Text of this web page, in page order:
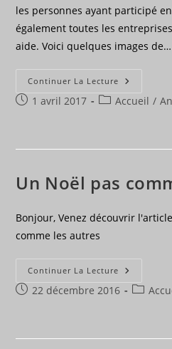
les personnes ayant participé
également toutes les
aide. Voici quelques images de…
Continuer La Lecture Merci
Noël
Publication
1 avril 2017
PostAccueil /
Un Noël pas
Bonjour, Venez découvrir
comme les autres
Continuer La Lecture Un
Pas
Publication
22 décembre 2016
Post